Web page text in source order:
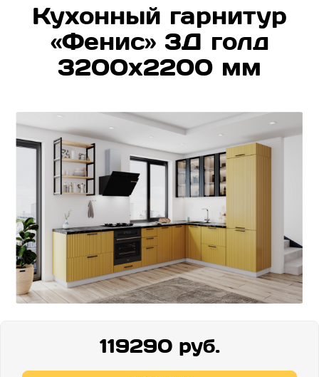
Кухонный гарнитур
«Фенис» 3Д голд
3200х2200 мм
119290 руб.